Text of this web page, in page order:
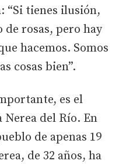
“Si tienes ilusión,
de rosas, pero hay
hacemos. Somos
cosas bien”.
es el
del Río. En
de apenas 19
de 32 años, ha